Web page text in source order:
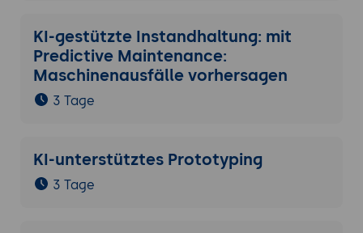
KI-gestützte Instandhaltung: mit
Predictive Maintenance:
Maschinenausfälle vorhersagen
3 Tage
KI-unterstütztes Prototyping
3 Tage